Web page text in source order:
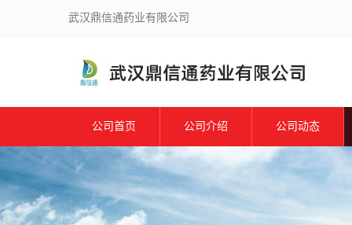
武汉鼎信通药业有限公司
公司首页 公司介绍 公司动态